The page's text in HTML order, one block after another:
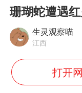
珊瑚蛇遭遇
生灵观察喵
江西
打开